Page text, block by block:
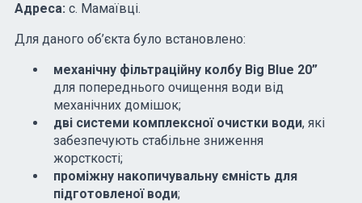
Адреса: с. Мамаївці.
Для даного об’єкта було встановлено:
механічну фільтраційну колбу Big Blue 20”
для попереднього очищення води від
механічних домішок;
дві системи комплексної очистки води, які
забезпечують стабільне зниження
жорсткості;
проміжну накопичувальну ємність для
підготовленої води;